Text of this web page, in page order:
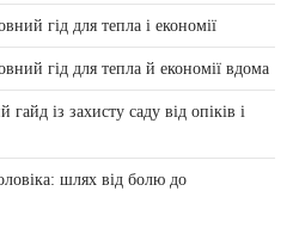
гід для тепла і економії
гід для тепла й економії вдома
із захисту саду від опіків і
шлях від болю до